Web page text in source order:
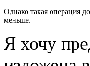
Однако такая операция
меньше.
Я хочу